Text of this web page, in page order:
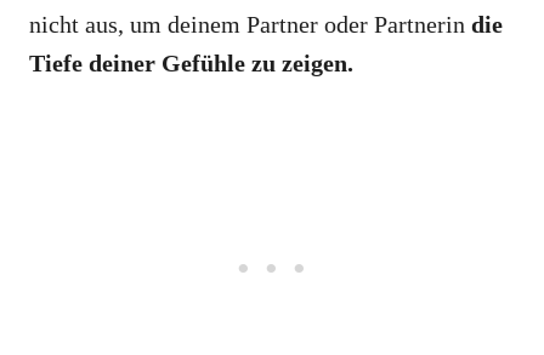
nicht aus, um deinem Partner oder Partnerin die
Tiefe deiner Gefühle zu zeigen.